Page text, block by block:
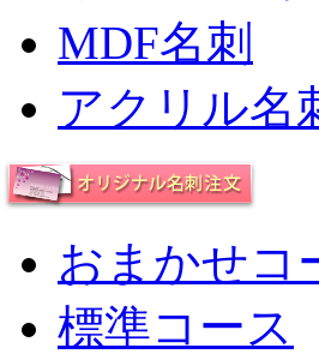
MDF名刺
アクリル名
おまかせコ
標準コース